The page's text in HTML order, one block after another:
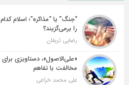
“جنگ” یا “مذاکره”؛ اسلام کدام
را برمی‌گزیند؟
رضایی تربقان
«علی‌الاصول»، دستاویزی برای
مخالفت با تفاهم
علی محمد خزاعی